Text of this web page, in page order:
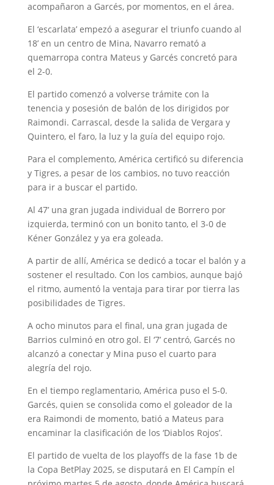
acompañaron a Garcés, por momentos, en el área.
El ‘escarlata’ empezó a asegurar el triunfo cuando al
18’ en un centro de Mina, Navarro remató a
quemarropa contra Mateus y Garcés concretó para
el 2-0.
El partido comenzó a volverse trámite con la
tenencia y posesión de balón de los dirigidos por
Raimondi. Carrascal, desde la salida de Vergara y
Quintero, el faro, la luz y la guía del equipo rojo.
Para el complemento, América certificó su diferencia
y Tigres, a pesar de los cambios, no tuvo reacción
para ir a buscar el partido.
Al 47’ una gran jugada individual de Borrero por
izquierda, terminó con un bonito tanto, el 3-0 de
Kéner González y ya era goleada.
A partir de allí, América se dedicó a tocar el balón y a
sostener el resultado. Con los cambios, aunque bajó
el ritmo, aumentó la ventaja para tirar por tierra las
posibilidades de Tigres.
A ocho minutos para el final, una gran jugada de
Barrios culminó en otro gol. El ‘7’ centró, Garcés no
alcanzó a conectar y Mina puso el cuarto para
alegría del rojo.
En el tiempo reglamentario, América puso el 5-0.
Garcés, quien se consolida como el goleador de la
era Raimondi de momento, batió a Mateus para
encaminar la clasificación de los ‘Diablos Rojos’.
El partido de vuelta de los playoffs de la fase 1b de
la Copa BetPlay 2025, se disputará en El Campín el